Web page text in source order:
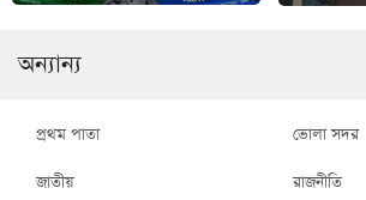
অন্যান্য
প্রথম পাতা ভোলা সদর
জাতীয় রাজনীতি